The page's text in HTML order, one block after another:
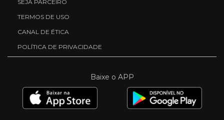
SEJA PARCEIRO
TERMOS DE USO
CANAL DE ÉTICA
POLÍTICA DE PRIVACIDADE
Baixe o APP